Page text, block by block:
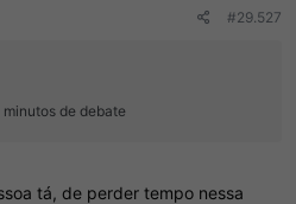
#29.527
de debate
tá, de perder tempo nessa